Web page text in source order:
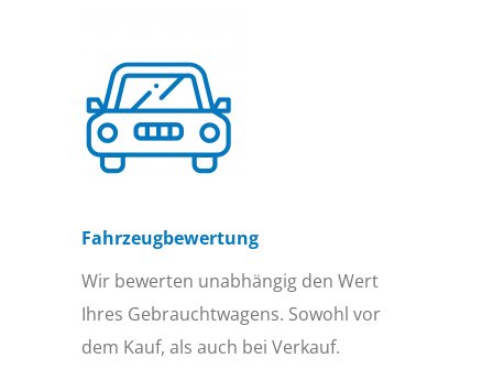
Fahrzeugbewertung
Wir bewerten unabhängig den Wert
Ihres Gebrauchtwagens. Sowohl vor
dem Kauf, als auch bei Verkauf.